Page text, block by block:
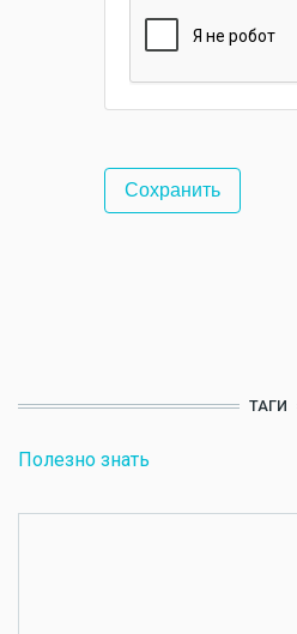
ТАГИ
Полезно знать